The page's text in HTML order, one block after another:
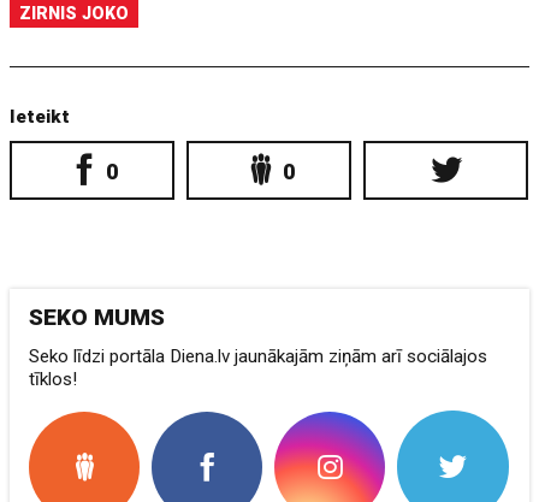
ZIRNIS JOKO
Ieteikt
0 0
SEKO MUMS
Seko līdzi portāla Diena.lv jaunākajām ziņām arī sociālajos
tīklos!